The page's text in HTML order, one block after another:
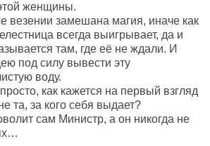
женщины.
везении замешана магия, иначе как
всегда выигрывает, да и
там, где её не ждали. И
под силу вывести эту
воду.
как кажется на первый взгляд
та, за кого себя выдает?
сам Министр, а он никогда не